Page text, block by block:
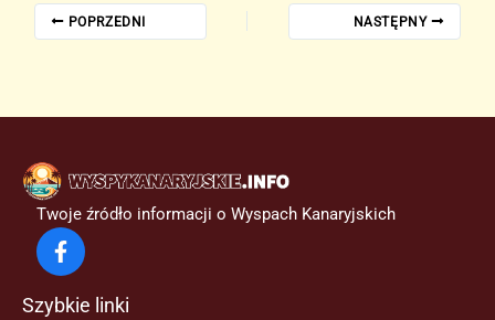
POPRZEDNI NASTĘPNY
Twoje źródło informacji o Wyspach Kanaryjskich
Szybkie linki